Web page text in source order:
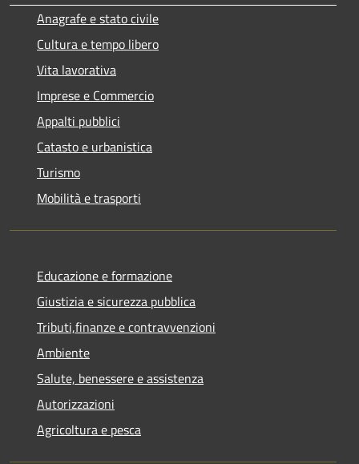
Anagrafe e stato civile
Cultura e tempo libero
Vita lavorativa
Imprese e Commercio
Appalti pubblici
Catasto e urbanistica
Turismo
Mobilità e trasporti
Educazione e formazione
Giustizia e sicurezza pubblica
Tributi,finanze e contravvenzioni
Ambiente
Salute, benessere e assistenza
Autorizzazioni
Agricoltura e pesca